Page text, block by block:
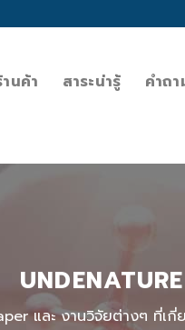
านค้า สาระน่ารู้ คำถ
และ งานวิจัยต่างๆ ที่